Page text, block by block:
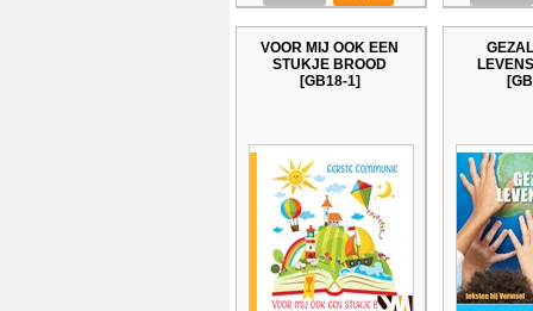
VOOR MIJ OOK EEN
STUKJE BROOD
[GB18-1]